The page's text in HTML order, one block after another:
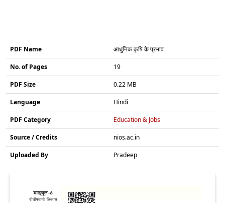
PDF Name आधुनिक कृषि के प्रभाव
No. of Pages 19
PDF Size 0.22 MB
Language Hindi
PDF Category Education & Jobs
Source / Credits nios.ac.in
Uploaded By Pradeep